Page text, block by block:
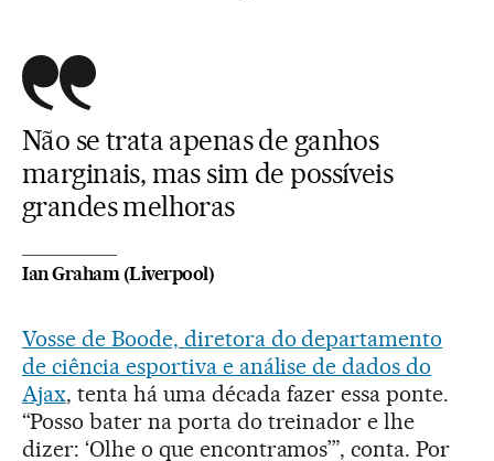
Não se trata apenas de ganhos
marginais, mas sim de possíveis
grandes melhoras
Ian Graham (Liverpool)
Vosse de Boode, diretora do departamento
de ciência esportiva e análise de dados do
Ajax, tenta há uma década fazer essa ponte.
“Posso bater na porta do treinador e lhe
dizer: ‘Olhe o que encontramos’”, conta. Por